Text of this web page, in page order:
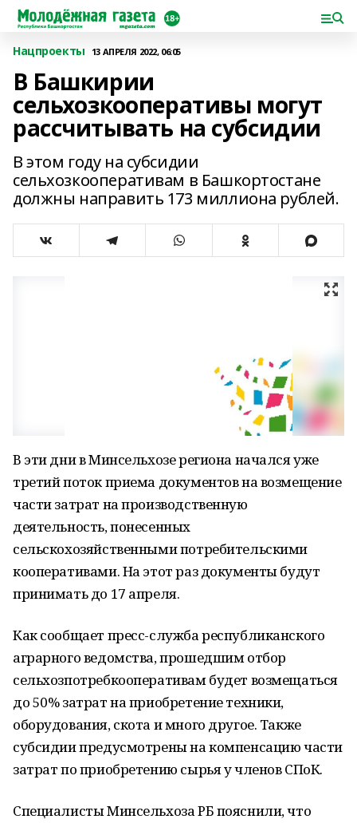
Нацпроекты 13 АПРЕЛЯ 2022, 06:05
В Башкирии
сельхозкооперативы могут
рассчитывать на субсидии
В этом году на субсидии
сельхозкооперативам в Башкортостане
должны направить 173 миллиона рублей.
В эти дни в Минсельхозе региона начался уже
третий поток приема документов на возмещение
части затрат на производственную
деятельность, понесенных
сельскохозяйственными потребительскими
кооперативами. На этот раз документы будут
принимать до 17 апреля.
Как сообщает пресс-служба республиканского
аграрного ведомства, прошедшим отбор
сельхозпотребкооперативам будет возмещаться
до 50% затрат на приобретение техники,
оборудования, скота и много другое. Также
субсидии предусмотрены на компенсацию части
затрат по приобретению сырья у членов СПоК.
Специалисты Минсельхоза РБ пояснили, что